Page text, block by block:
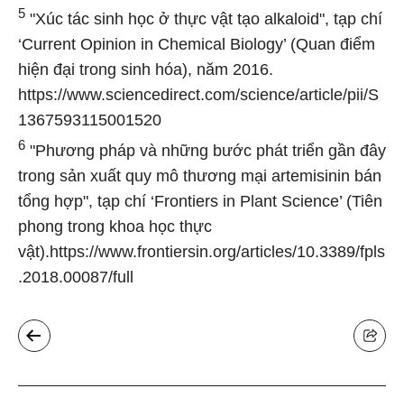
5 "Xúc tác sinh học ở thực vật tạo alkaloid", tạp chí
‘Current Opinion in Chemical Biology’ (Quan điểm
hiện đại trong sinh hóa), năm 2016.
https://www.sciencedirect.com/science/article/pii/S
1367593115001520
6 "Phương pháp và những bước phát triển gần đây
trong sản xuất quy mô thương mại artemisinin bán
tổng hợp", tạp chí ‘Frontiers in Plant Science’ (Tiên
phong trong khoa học thực
vật).https://www.frontiersin.org/articles/10.3389/fpls
.2018.00087/full